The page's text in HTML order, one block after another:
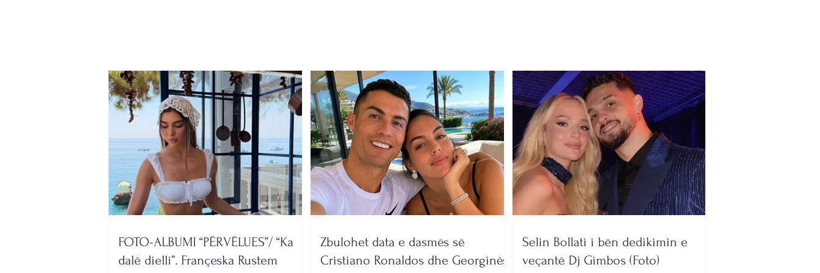
FOTO-ALBUMI “PËRVËLUES”/ “Ka
dalë dielli”. Françeska Rustem
Zbulohet data e dasmës së
Cristiano Ronaldos dhe Georginës
Selin Bollati i bën dedikimin e
veçantë Dj Gimbos (Foto)